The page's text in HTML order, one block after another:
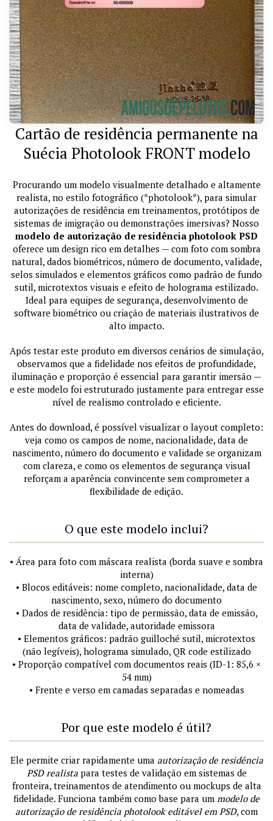
Cartão de residência permanente na
Suécia Photolook FRONT modelo
Procurando um modelo visualmente detalhado e altamente
realista, no estilo fotográfico (*photolook*), para simular
autorizações de residência em treinamentos, protótipos de
sistemas de imigração ou demonstrações imersivas? Nosso
modelo de autorização de residência photolook PSD
oferece um design rico em detalhes — com foto com sombra
natural, dados biométricos, número de documento, validade,
selos simulados e elementos gráficos como padrão de fundo
sutil, microtextos visuais e efeito de holograma estilizado.
Ideal para equipes de segurança, desenvolvimento de
software biométrico ou criação de materiais ilustrativos de
alto impacto.
Após testar este produto em diversos cenários de simulação,
observamos que a fidelidade nos efeitos de profundidade,
iluminação e proporção é essencial para garantir imersão —
e este modelo foi estruturado justamente para entregar esse
nível de realismo controlado e eficiente.
Antes do download, é possível visualizar o layout completo:
veja como os campos de nome, nacionalidade, data de
nascimento, número do documento e validade se organizam
com clareza, e como os elementos de segurança visual
reforçam a aparência convincente sem comprometer a
flexibilidade de edição.
O que este modelo inclui?
• Área para foto com máscara realista (borda suave e sombra
interna)
• Blocos editáveis: nome completo, nacionalidade, data de
nascimento, sexo, número do documento
• Dados de residência: tipo de permissão, data de emissão,
data de validade, autoridade emissora
• Elementos gráficos: padrão guilloché sutil, microtextos
(não legíveis), holograma simulado, QR code estilizado
• Proporção compatível com documentos reais (ID-1: 85,6 ×
54 mm)
• Frente e verso em camadas separadas e nomeadas
Por que este modelo é útil?
Ele permite criar rapidamente uma autorização de residência
PSD realistapara testes de validação em sistemas de
fronteira, treinamentos de atendimento ou mockups de alta
fidelidade. Funciona também como base para um modelo de
autorização de residência photolook editável em PSD, com